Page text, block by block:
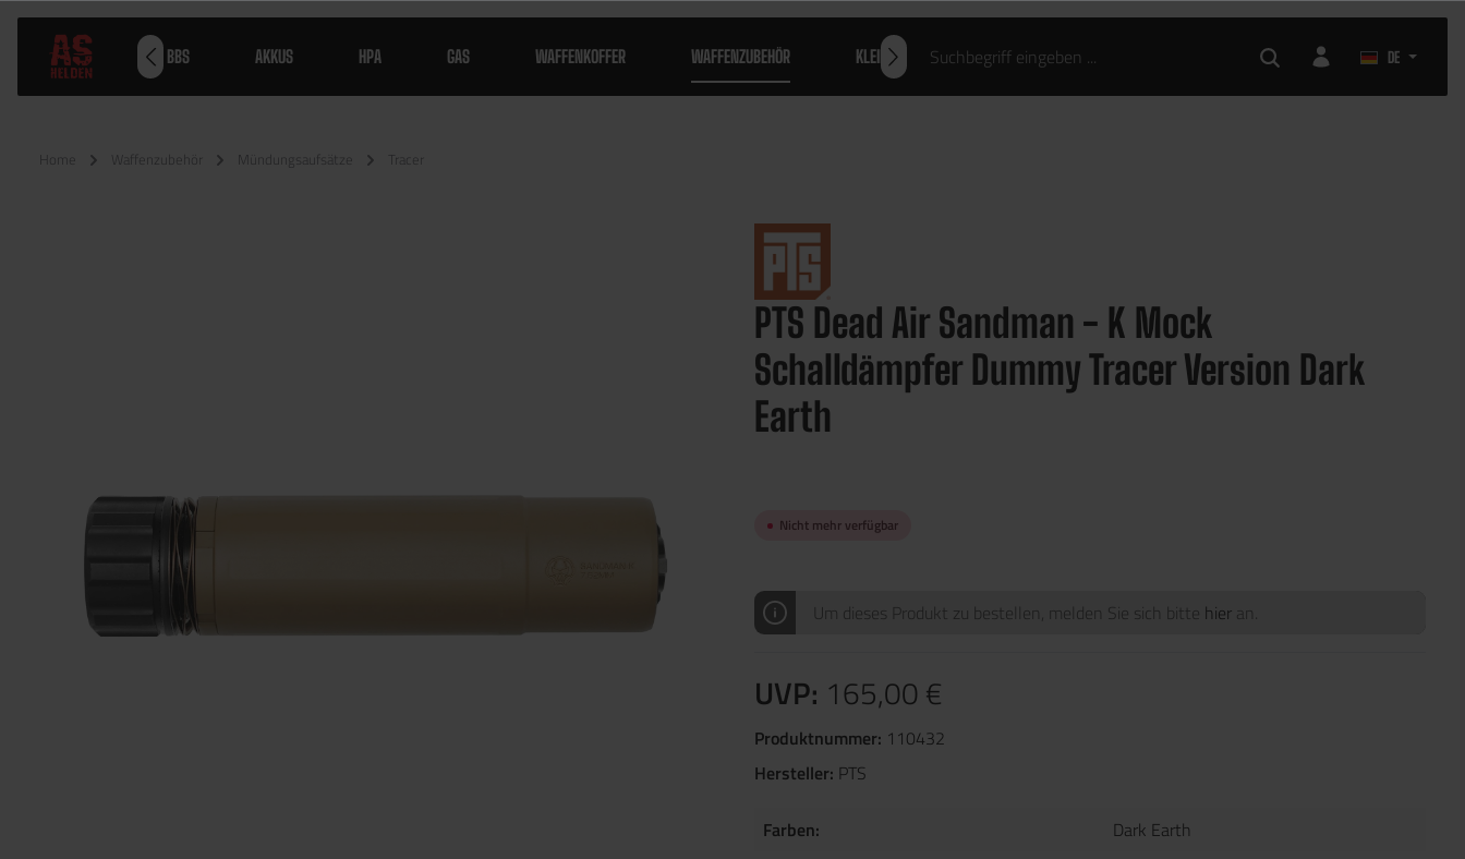
WAFFEN BBS AKKUS HPA GAS WAFFENKOFFER WAFFENZUBEHÖR KLEIDUNG AIRSOFT ZUBEHÖR DE
Home Waffenzubehör Mündungsaufsätze Tracer
PTS Dead Air Sandman - K Mock
Schalldämpfer Dummy Tracer Version Dark
Earth
Nicht mehr verfügbar
Um dieses Produkt zu bestellen, melden Sie sich bitte hier an.
UVP: 165,00 €
Produktnummer: 110432
Hersteller: PTS
Farben:
Dark Earth